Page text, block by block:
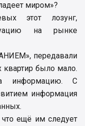
миром»?
этот лозунг,
на рынке
передавали
квартир было мало.
информацию. С
информация
ещё им следует